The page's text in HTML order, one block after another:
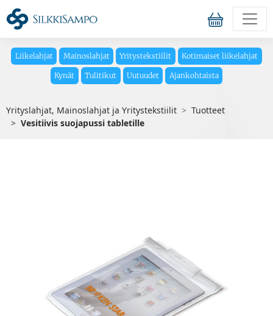
Liikelahjat Mainoslahjat Yritystekstiilit Kotimaiset liikelahjat
Kynät Tulitikut Uutuudet Ajankohtaista
Yrityslahjat, Mainoslahjat ja Yritystekstiilit
Tuotteet
Vesitiivis suojapussi tabletille